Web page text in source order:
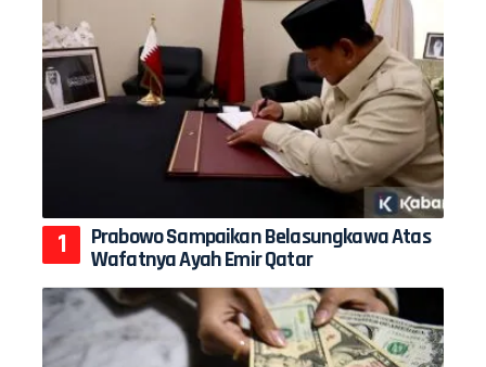
Prabowo Sampaikan Belasungkawa Atas
Wafatnya Ayah Emir Qatar